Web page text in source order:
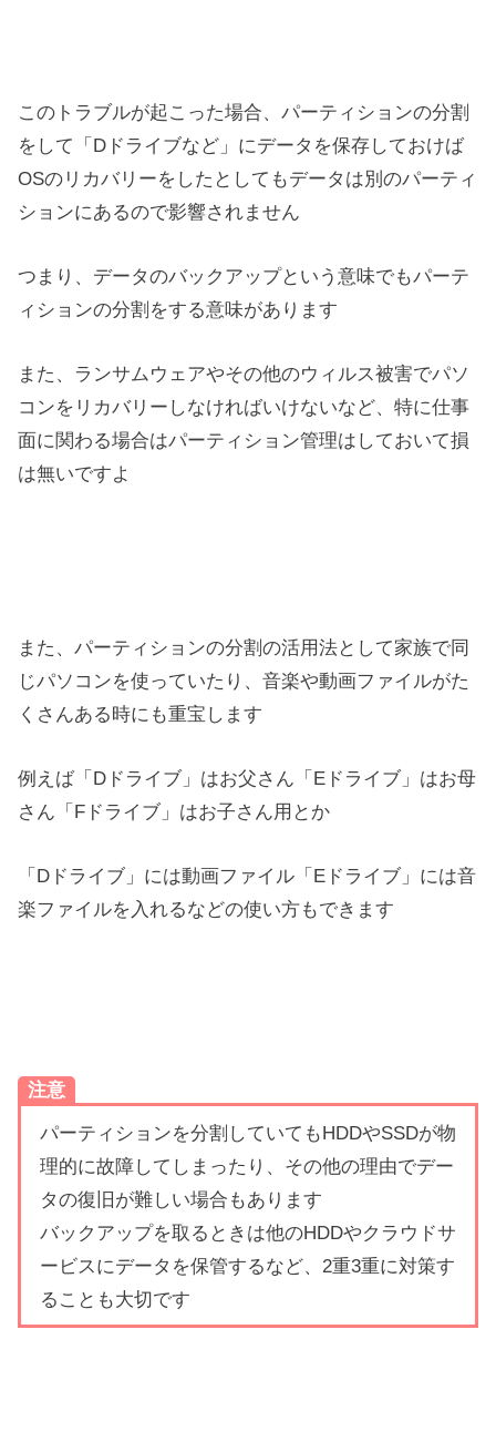
このトラブルが起こった場合、パーティションの分割
をして「Dドライブなど」にデータを保存しておけば
OSのリカバリーをしたとしてもデータは別のパーティ
ションにあるので影響されません
つまり、データのバックアップという意味でもパーテ
ィションの分割をする意味があります
また、ランサムウェアやその他のウィルス被害でパソ
コンをリカバリーしなければいけないなど、特に仕事
面に関わる場合はパーティション管理はしておいて損
は無いですよ
また、パーティションの分割の活用法として家族で同
じパソコンを使っていたり、音楽や動画ファイルがた
くさんある時にも重宝します
例えば「Dドライブ」はお父さん「Eドライブ」はお母
さん「Fドライブ」はお子さん用とか
「Dドライブ」には動画ファイル「Eドライブ」には音
楽ファイルを入れるなどの使い方もできます
注意
パーティションを分割していてもHDDやSSDが物
理的に故障してしまったり、その他の理由でデー
タの復旧が難しい場合もあります
バックアップを取るときは他のHDDやクラウドサ
ービスにデータを保管するなど、2重3重に対策す
ることも大切です